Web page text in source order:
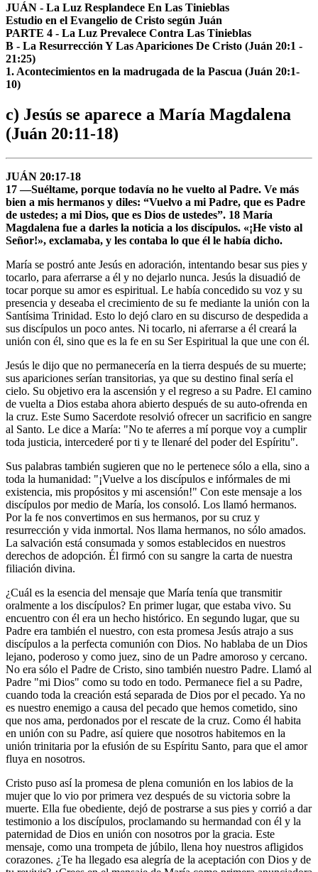
JUÁN - La Luz Resplandece En Las Tinieblas
Estudio en el Evangelio de Cristo según Juán
PARTE 4 - La Luz Prevalece Contra Las Tinieblas
B - La Resurrección Y Las Apariciones De Cristo (Juán 20:1 -
21:25)
1. Acontecimientos en la madrugada de la Pascua (Juán 20:1-
10)
c) Jesús se aparece a María Magdalena
(Juán 20:11-18)
JUÁN 20:17-18
17 —Suéltame, porque todavía no he vuelto al Padre. Ve más
bien a mis hermanos y diles: “Vuelvo a mi Padre, que es Padre
de ustedes; a mi Dios, que es Dios de ustedes”. 18 María
Magdalena fue a darles la noticia a los discípulos. «¡He visto al
Señor!», exclamaba, y les contaba lo que él le había dicho.
María se postró ante Jesús en adoración, intentando besar sus pies y
tocarlo, para aferrarse a él y no dejarlo nunca. Jesús la disuadió de
tocar porque su amor es espiritual. Le había concedido su voz y su
presencia y deseaba el crecimiento de su fe mediante la unión con la
Santísima Trinidad. Esto lo dejó claro en su discurso de despedida a
sus discípulos un poco antes. Ni tocarlo, ni aferrarse a él creará la
unión con él, sino que es la fe en su Ser Espiritual la que une con él.
Jesús le dijo que no permanecería en la tierra después de su muerte;
sus apariciones serían transitorias, ya que su destino final sería el
cielo. Su objetivo era la ascensión y el regreso a su Padre. El camino
de vuelta a Dios estaba ahora abierto después de su auto-ofrenda en
la cruz. Este Sumo Sacerdote resolvió ofrecer un sacrificio en sangre
al Santo. Le dice a María: "No te aferres a mí porque voy a cumplir
toda justicia, intercederé por ti y te llenaré del poder del Espíritu".
Sus palabras también sugieren que no le pertenece sólo a ella, sino a
toda la humanidad: "¡Vuelve a los discípulos e infórmales de mi
existencia, mis propósitos y mi ascensión!" Con este mensaje a los
discípulos por medio de María, los consoló. Los llamó hermanos.
Por la fe nos convertimos en sus hermanos, por su cruz y
resurrección y vida inmortal. Nos llama hermanos, no sólo amados.
La salvación está consumada y somos establecidos en nuestros
derechos de adopción. Él firmó con su sangre la carta de nuestra
filiación divina.
¿Cuál es la esencia del mensaje que María tenía que transmitir
oralmente a los discípulos? En primer lugar, que estaba vivo. Su
encuentro con él era un hecho histórico. En segundo lugar, que su
Padre era también el nuestro, con esta promesa Jesús atrajo a sus
discípulos a la perfecta comunión con Dios. No hablaba de un Dios
lejano, poderoso y como juez, sino de un Padre amoroso y cercano.
No era sólo el Padre de Cristo, sino también nuestro Padre. Llamó al
Padre "mi Dios" como su todo en todo. Permanece fiel a su Padre,
cuando toda la creación está separada de Dios por el pecado. Ya no
es nuestro enemigo a causa del pecado que hemos cometido, sino
que nos ama, perdonados por el rescate de la cruz. Como él habita
en unión con su Padre, así quiere que nosotros habitemos en la
unión trinitaria por la efusión de su Espíritu Santo, para que el amor
fluya en nosotros.
Cristo puso así la promesa de plena comunión en los labios de la
mujer que lo vio por primera vez después de su victoria sobre la
muerte. Ella fue obediente, dejó de postrarse a sus pies y corrió a dar
testimonio a los discípulos, proclamando su hermandad con él y la
paternidad de Dios en unión con nosotros por la gracia. Este
mensaje, como una trompeta de júbilo, llena hoy nuestros afligidos
corazones. ¿Te ha llegado esa alegría de la aceptación con Dios y de